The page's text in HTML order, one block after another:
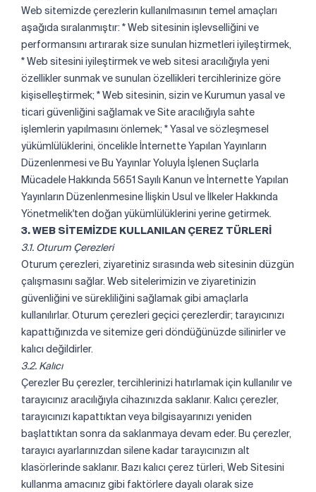
Web sitemizde çerezlerin kullanılmasının temel amaçları
aşağıda sıralanmıştır: * Web sitesinin işlevselliğini ve
performansını artırarak size sunulan hizmetleri iyileştirmek,
* Web sitesini iyileştirmek ve web sitesi aracılığıyla yeni
özellikler sunmak ve sunulan özellikleri tercihlerinize göre
kişiselleştirmek; * Web sitesinin, sizin ve Kurumun yasal ve
ticari güvenliğini sağlamak ve Site aracılığıyla sahte
işlemlerin yapılmasını önlemek; * Yasal ve sözleşmesel
yükümlülüklerini, öncelikle İnternette Yapılan Yayınların
Düzenlenmesi ve Bu Yayınlar Yoluyla İşlenen Suçlarla
Mücadele Hakkında 5651 Sayılı Kanun ve İnternette Yapılan
Yayınların Düzenlenmesine İlişkin Usul ve İlkeler Hakkında
Yönetmelik'ten doğan yükümlülüklerini yerine getirmek.
3. WEB SİTEMİZDE KULLANILAN ÇEREZ TÜRLERİ
3.1. Oturum Çerezleri
Oturum çerezleri, ziyaretiniz sırasında web sitesinin düzgün
çalışmasını sağlar. Web sitelerimizin ve ziyaretinizin
güvenliğini ve sürekliliğini sağlamak gibi amaçlarla
kullanılırlar. Oturum çerezleri geçici çerezlerdir; tarayıcınızı
kapattığınızda ve sitemize geri döndüğünüzde silinirler ve
kalıcı değildirler.
3.2. Kalıcı
Çerezler Bu çerezler, tercihlerinizi hatırlamak için kullanılır ve
tarayıcınız aracılığıyla cihazınızda saklanır. Kalıcı çerezler,
tarayıcınızı kapattıktan veya bilgisayarınızı yeniden
başlattıktan sonra da saklanmaya devam eder. Bu çerezler,
tarayıcı ayarlarınızdan silene kadar tarayıcınızın alt
klasörlerinde saklanır. Bazı kalıcı çerez türleri, Web Sitesini
kullanma amacınız gibi faktörlere dayalı olarak size